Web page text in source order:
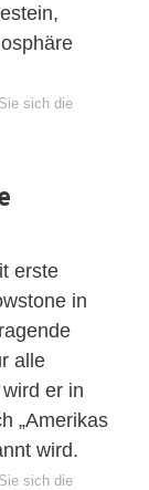
sich die
erste
in
alle
er in
„Amerikas
wird.
sich die